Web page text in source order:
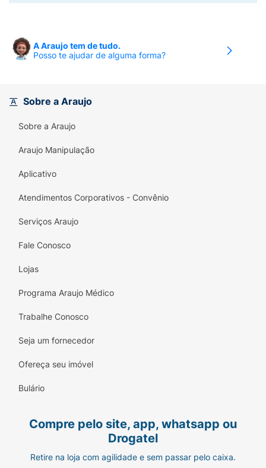
A Araujo tem de tudo.
Posso te ajudar de alguma forma?
Sobre a Araujo
Sobre a Araujo
Araujo Manipulação
Aplicativo
Atendimentos Corporativos - Convênio
Serviços Araujo
Fale Conosco
Lojas
Programa Araujo Médico
Trabalhe Conosco
Seja um fornecedor
Ofereça seu imóvel
Bulário
Compre pelo site, app, whatsapp ou
Drogatel
Retire na loja com agilidade e sem passar pelo caixa.